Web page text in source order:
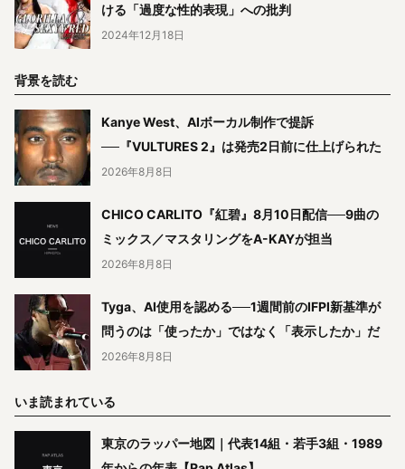
ける「過度な性的表現」への批判
2024年12月18日
背景を読む
Kanye West、AIボーカル制作で提訴
──『VULTURES 2』は発売2日前に仕上げられた
2026年8月8日
CHICO CARLITO『紅碧』8月10日配信──9曲の
ミックス／マスタリングをA-KAYが担当
2026年8月8日
Tyga、AI使用を認める──1週間前のIFPI新基準が
問うのは「使ったか」ではなく「表示したか」だ
2026年8月8日
いま読まれている
東京のラッパー地図｜代表14組・若手3組・1989